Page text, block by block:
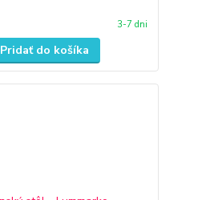
3-7 dni
Pridať do košíka